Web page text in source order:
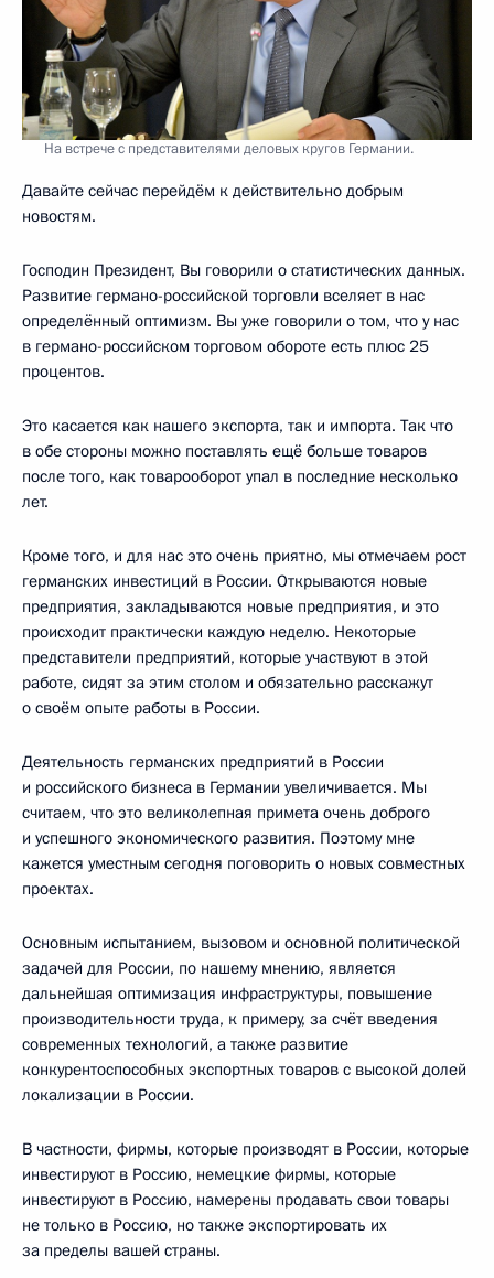
На встрече с представителями деловых кругов Германии.
Давайте сейчас перейдём к действительно добрым
новостям.
Господин Президент, Вы говорили о статистических данных.
Развитие германо-российской торговли вселяет в нас
определённый оптимизм. Вы уже говорили о том, что у нас
в германо-российском торговом обороте есть плюс 25
процентов.
Это касается как нашего экспорта, так и импорта. Так что
в обе стороны можно поставлять ещё больше товаров
после того, как товарооборот упал в последние несколько
лет.
Кроме того, и для нас это очень приятно, мы отмечаем рост
германских инвестиций в России. Открываются новые
предприятия, закладываются новые предприятия, и это
происходит практически каждую неделю. Некоторые
представители предприятий, которые участвуют в этой
работе, сидят за этим столом и обязательно расскажут
о своём опыте работы в России.
Деятельность германских предприятий в России
и российского бизнеса в Германии увеличивается. Мы
считаем, что это великолепная примета очень доброго
и успешного экономического развития. Поэтому мне
кажется уместным сегодня поговорить о новых совместных
проектах.
Основным испытанием, вызовом и основной политической
задачей для России, по нашему мнению, является
дальнейшая оптимизация инфраструктуры, повышение
производительности труда, к примеру, за счёт введения
современных технологий, а также развитие
конкурентоспособных экспортных товаров с высокой долей
локализации в России.
В частности, фирмы, которые производят в России, которые
инвестируют в Россию, немецкие фирмы, которые
инвестируют в Россию, намерены продавать свои товары
не только в Россию, но также экспортировать их
за пределы вашей страны.